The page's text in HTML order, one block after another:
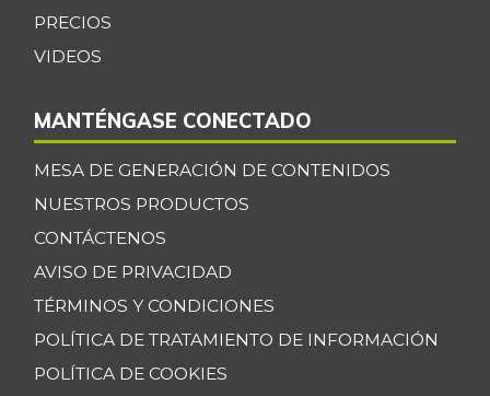
PRECIOS
VIDEOS
MANTÉNGASE CONECTADO
MESA DE GENERACIÓN DE CONTENIDOS
NUESTROS PRODUCTOS
CONTÁCTENOS
AVISO DE PRIVACIDAD
TÉRMINOS Y CONDICIONES
POLÍTICA DE TRATAMIENTO DE INFORMACIÓN
POLÍTICA DE COOKIES